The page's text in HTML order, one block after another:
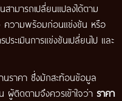
ามารถเปลี่ยนแปลงได้ตาม
ความพร้อมก่อนแข่งขัน หรือ
ะเมินการแข่งขันเปลี่ยนไป และ
นราคา ซึ่งมักสะท้อนข้อมูล
ผู้ติดตามจึงควรเข้าใจว่า ราคา